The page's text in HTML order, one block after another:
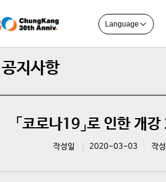
Language
공지사항
「코로나19」로 인한 개
작성일 2020-03-03 작